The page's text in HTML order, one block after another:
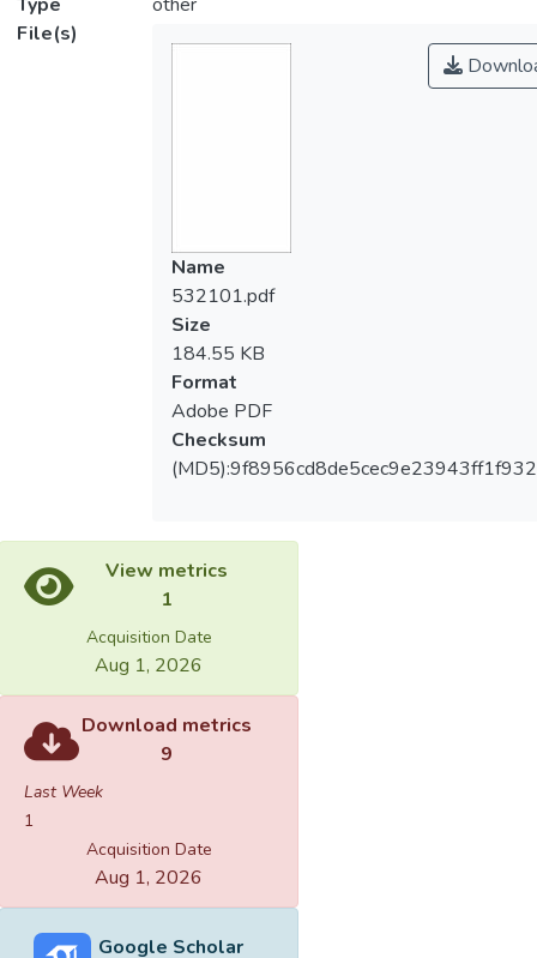
File(s)
Name
532101.pdf
Size
184.55 KB
Format
Adobe PDF
Checksum
View metrics
1
Acquisition Date
Aug 1, 2026
Download metrics
9
Last Week
1
Acquisition Date
Aug 1, 2026
Google Scholar